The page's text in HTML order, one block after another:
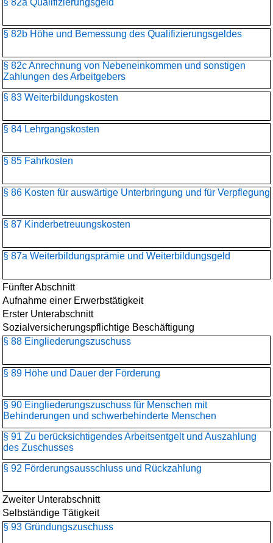
§ 82a Qualifizierungsgeld
§ 82b Höhe und Bemessung des Qualifizierungsgeldes
§ 82c Anrechnung von Nebeneinkommen und sonstigen
Zahlungen des Arbeitgebers
§ 83 Weiterbildungskosten
§ 84 Lehrgangskosten
§ 85 Fahrkosten
§ 86 Kosten für auswärtige Unterbringung und für Verpflegung
§ 87 Kinderbetreuungskosten
§ 87a Weiterbildungsprämie und Weiterbildungsgeld
Fünfter Abschnitt
Aufnahme einer Erwerbstätigkeit
Erster Unterabschnitt
Sozialversicherungspflichtige Beschäftigung
§ 88 Eingliederungszuschuss
§ 89 Höhe und Dauer der Förderung
§ 90 Eingliederungszuschuss für Menschen mit
Behinderungen und schwerbehinderte Menschen
§ 91 Zu berücksichtigendes Arbeitsentgelt und Auszahlung
des Zuschusses
§ 92 Förderungsausschluss und Rückzahlung
Zweiter Unterabschnitt
Selbständige Tätigkeit
§ 93 Gründungszuschuss